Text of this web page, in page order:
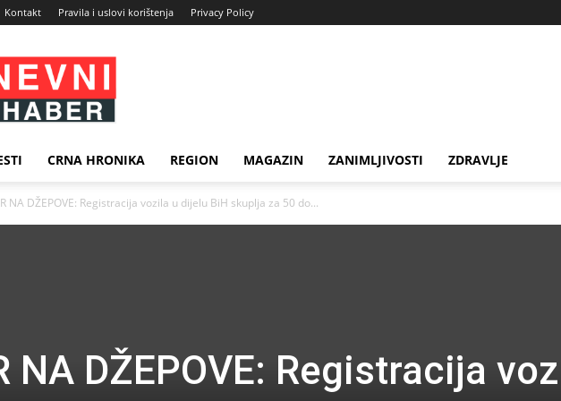
Kontakt Pravila i uslovi korištenja Privacy Policy
Dnevni
Haber
CRNA HRONIKA REGION MAGAZIN ZANIMLJIVOSTI ZDRAVLJE
NA DŽEPOVE: Registracija vozila u dijelu BiH skuplja za 50 do...
NA DŽEPOVE: Registracija